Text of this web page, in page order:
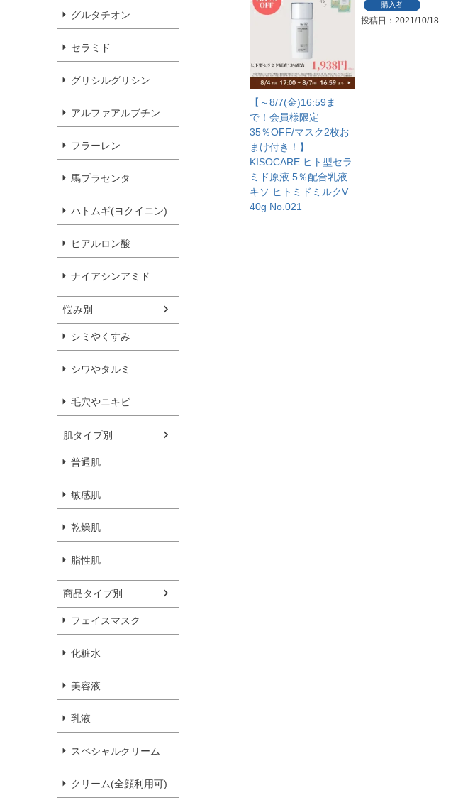
グルタチオン
セラミド
グリシルグリシン
アルファアルブチン
フラーレン
馬プラセンタ
ハトムギ(ヨクイニン)
ヒアルロン酸
ナイアシンアミド
悩み別
シミやくすみ
シワやタルミ
毛穴やニキビ
肌タイプ別
普通肌
敏感肌
乾燥肌
脂性肌
商品タイプ別
フェイスマスク
化粧水
美容液
乳液
スペシャルクリーム
クリーム(全顔利用可)
【～8/7(金)16:59ま
で！会員様限定
35％OFF/マスク2枚お
まけ付き！】
KISOCARE ヒト型セラ
ミド原液 5％配合乳液
キソ ヒトミドミルクV
40g No.021
購入者
投稿日 2021/10/18